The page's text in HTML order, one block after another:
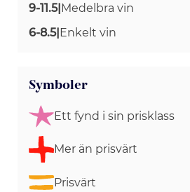
9-11.5|Medelbra vin
6-8.5|Enkelt vin
Symboler
Ett fynd i sin prisklass
Mer än prisvärt
Prisvärt